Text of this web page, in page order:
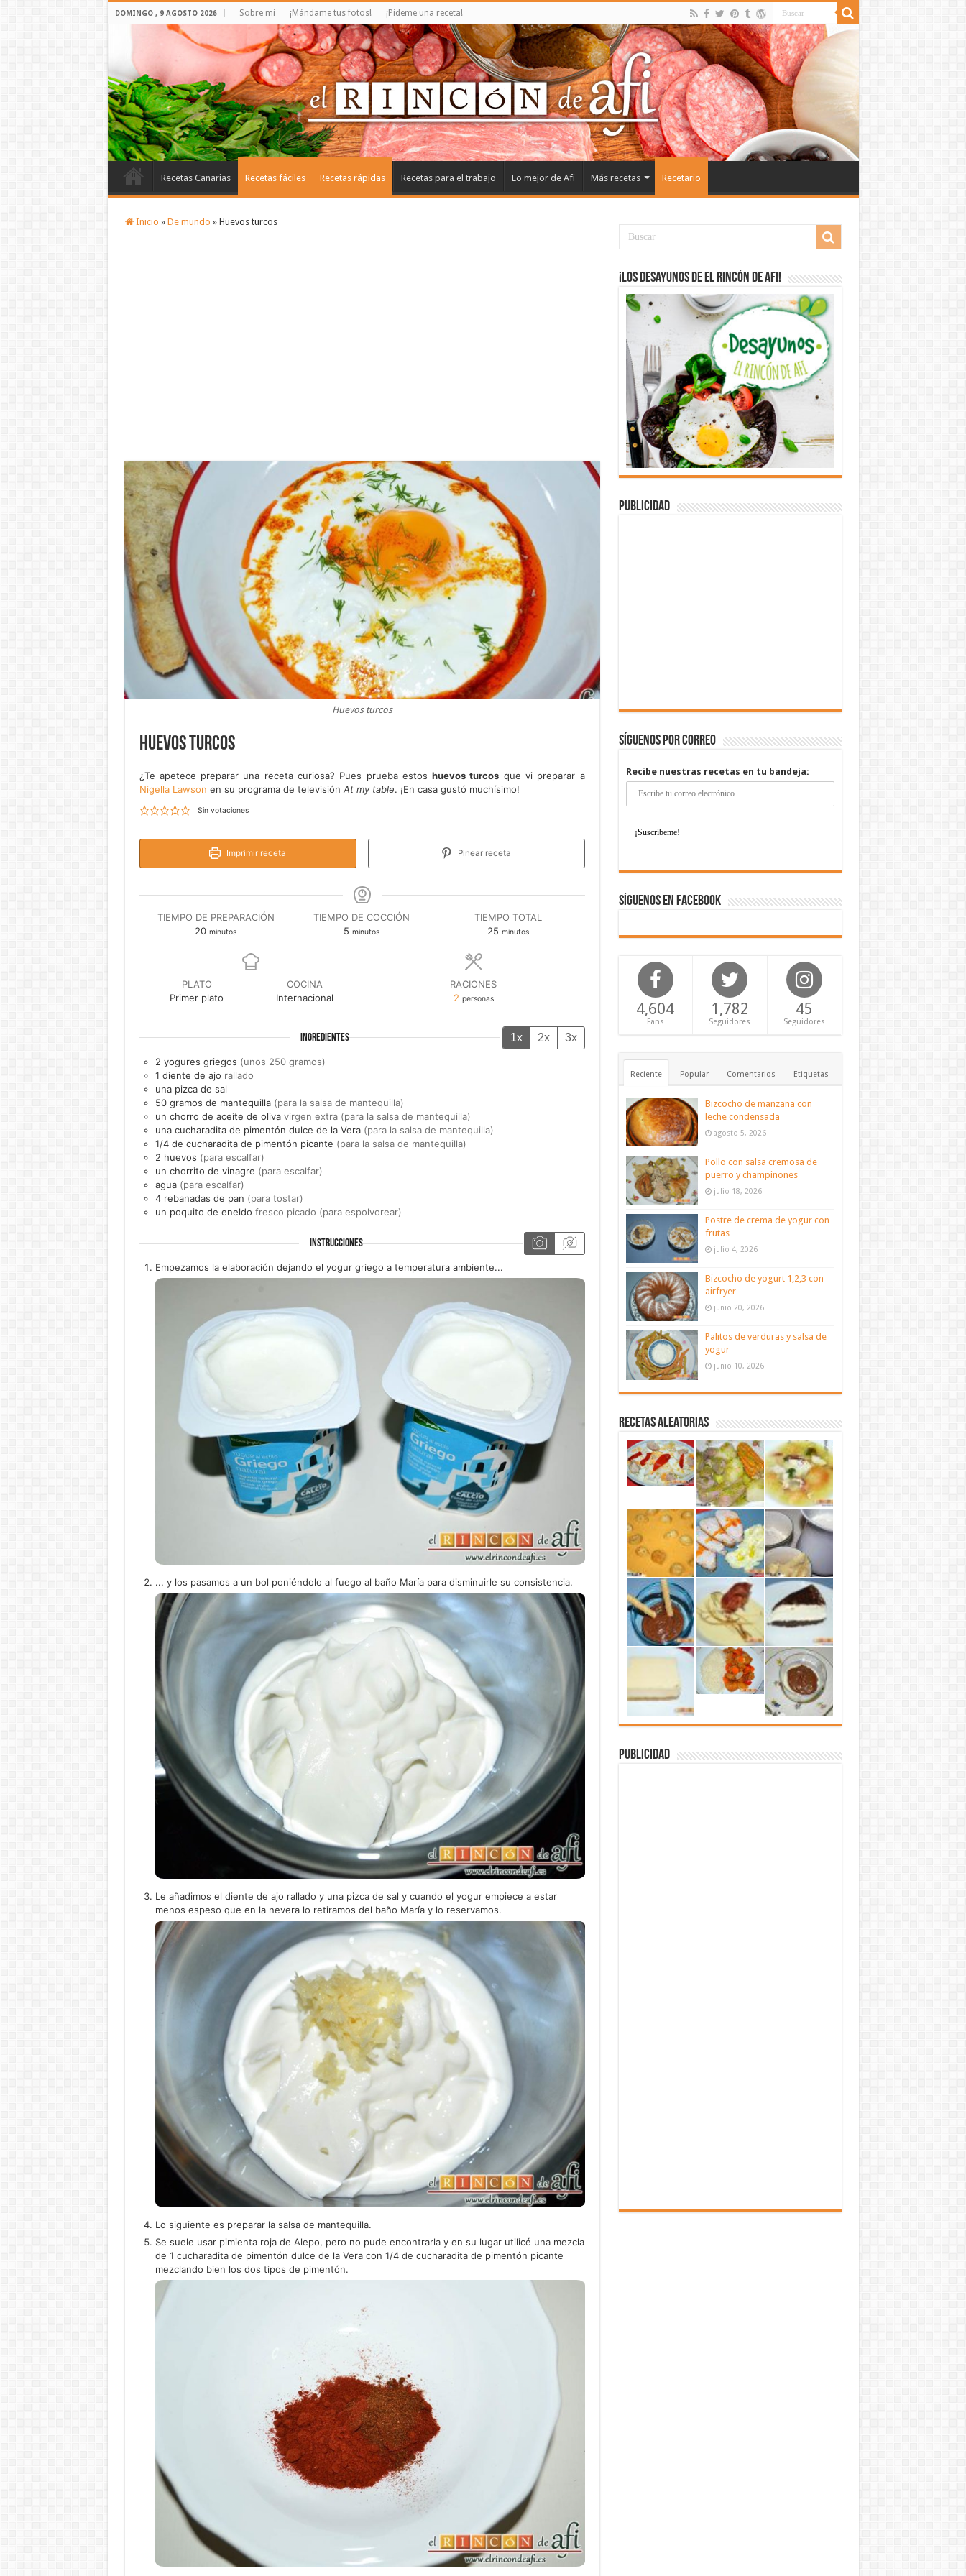
DOMINGO , 9 AGOSTO 2026 Sobre mí ¡Mándame tus fotos! ¡Pídeme una receta!
Recetas Canarias Recetas fáciles Recetas rápidas Recetas para el trabajo Lo mejor de Afi Más recetas Recetario
Inicio » De mundo » Huevos turcos
Huevos turcos
Huevos turcos
¿Te apetece preparar una receta curiosa? Pues prueba estoshuevos turcos que vi preparar a
Nigella Lawson en su programa de televisión At my table. ¡En casa gustó muchísimo!
Sin votaciones
Imprimir receta Pinear receta
TIEMPO DE PREPARACIÓN
20minutos
minutos
TIEMPO DE COCCIÓN
5 minutos
minutos
TIEMPO TOTAL
25minutos
minutos
PLATO
Primer plato
COCINA
Internacional
RACIONES
2 personas
INGREDIENTES 1x 2x 3x
2 yogures griegos (unos 250 gramos)
1 diente de ajo rallado
una pizca de sal
50 gramos de mantequilla (para la salsa de mantequilla)
un chorro de aceite de oliva virgen extra (para la salsa de mantequilla)
una cucharadita de pimentón dulce de la Vera (para la salsa de mantequilla)
1/4 de cucharadita de pimentón picante (para la salsa de mantequilla)
2 huevos (para escalfar)
un chorrito de vinagre (para escalfar)
agua (para escalfar)
4 rebanadas de pan (para tostar)
un poquito de eneldo fresco picado (para espolvorear)
INSTRUCCIONES
Empezamos la elaboración dejando el yogur griego a temperatura ambiente...
... y los pasamos a un bol poniéndolo al fuego al baño María para disminuirle su consistencia.
Le añadimos el diente de ajo rallado y una pizca de sal y cuando el yogur empiece a estar
menos espeso que en la nevera lo retiramos del baño María y lo reservamos.
Lo siguiente es preparar la salsa de mantequilla.
Se suele usar pimienta roja de Alepo, pero no pude encontrarla y en su lugar utilicé una mezcla
de 1 cucharadita de pimentón dulce de la Vera con 1/4 de cucharadita de pimentón picante
mezclando bien los dos tipos de pimentón.
¡Los desayunos de El Rincón de Afi!
Publicidad
Síguenos por correo
Recibe nuestras recetas en tu bandeja:
Síguenos en Facebook
4,604
Fans
1,782
Seguidores
45
Seguidores
Reciente Popular Comentarios Etiquetas
Bizcocho de manzana con
leche condensada
agosto 5, 2026
Pollo con salsa cremosa de
puerro y champiñones
julio 18, 2026
Postre de crema de yogur con
frutas
julio 4, 2026
Bizcocho de yogurt 1,2,3 con
airfryer
junio 20, 2026
Palitos de verduras y salsa de
yogur
junio 10, 2026
Recetas aleatorias
Publicidad